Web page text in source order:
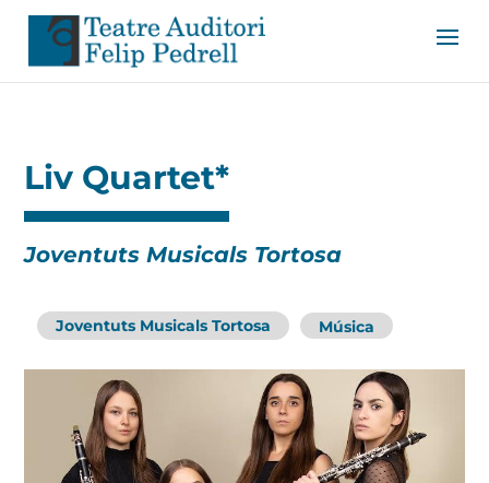
Liv Quartet*
Joventuts Musicals Tortosa
Joventuts Musicals Tortosa Música